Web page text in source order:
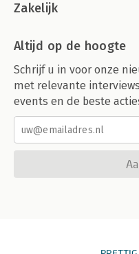
Zakelijk
Altijd op de hoogte
Schrijf u in voor onze
met relevante
events en de beste